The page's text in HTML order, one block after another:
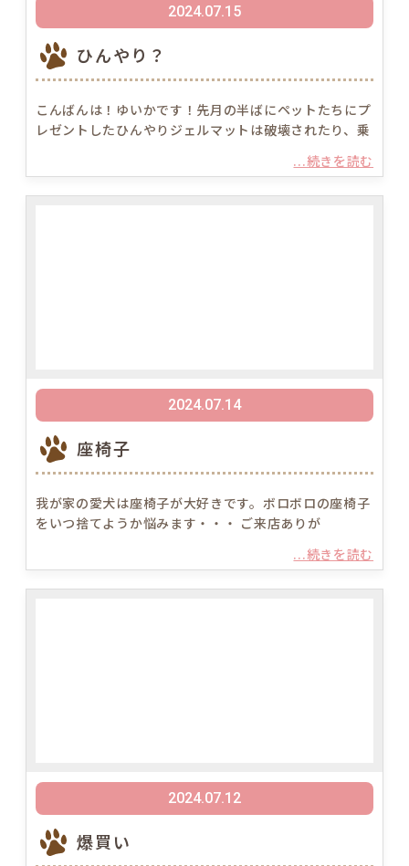
2024.07.15
ひんやり？
こんばんは！ゆいかです！先月の半ばにペットたちにプ
レゼントしたひんやりジェルマットは破壊されたり、乗
...続きを読む
2024.07.14
座椅子
我が家の愛犬は座椅子が大好きです。ボロボロの座椅子
をいつ捨てようか悩みます・・・ ご来店ありが
...続きを読む
2024.07.12
爆買い